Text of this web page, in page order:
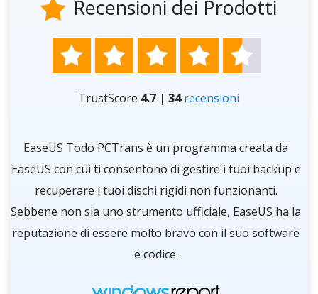
 Recensioni dei Prodotti
    
TrustScore 4.7 | 34 recensioni
EaseUS Todo PCTrans è un programma creata da
EaseUS con cui ti consentono di gestire i tuoi backup e
recuperare i tuoi dischi rigidi non funzionanti.
Sebbene non sia uno strumento ufficiale, EaseUS ha la
reputazione di essere molto bravo con il suo software
e codice.